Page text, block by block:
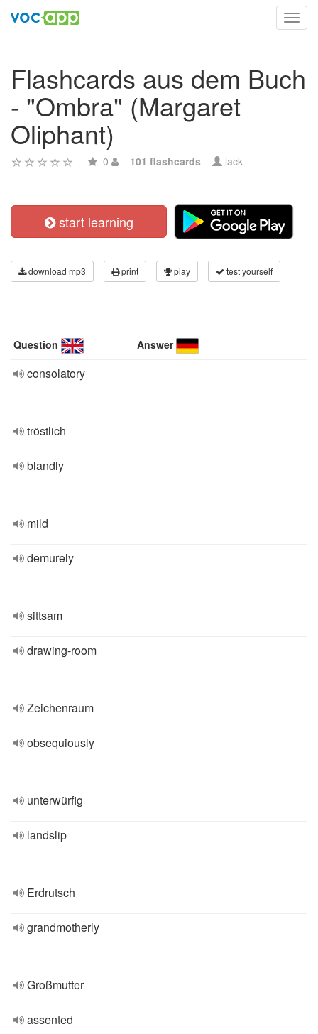
Flashcards aus dem Buch
- "Ombra" (Margaret
Oliphant)
0 101 flashcards lack
start learning
download mp3 print play test yourself
Question Answer
consolatory
tröstlich
blandly
mild
demurely
sittsam
drawing-room
Zeichenraum
obsequiously
unterwürfig
landslip
Erdrutsch
grandmotherly
Großmutter
assented